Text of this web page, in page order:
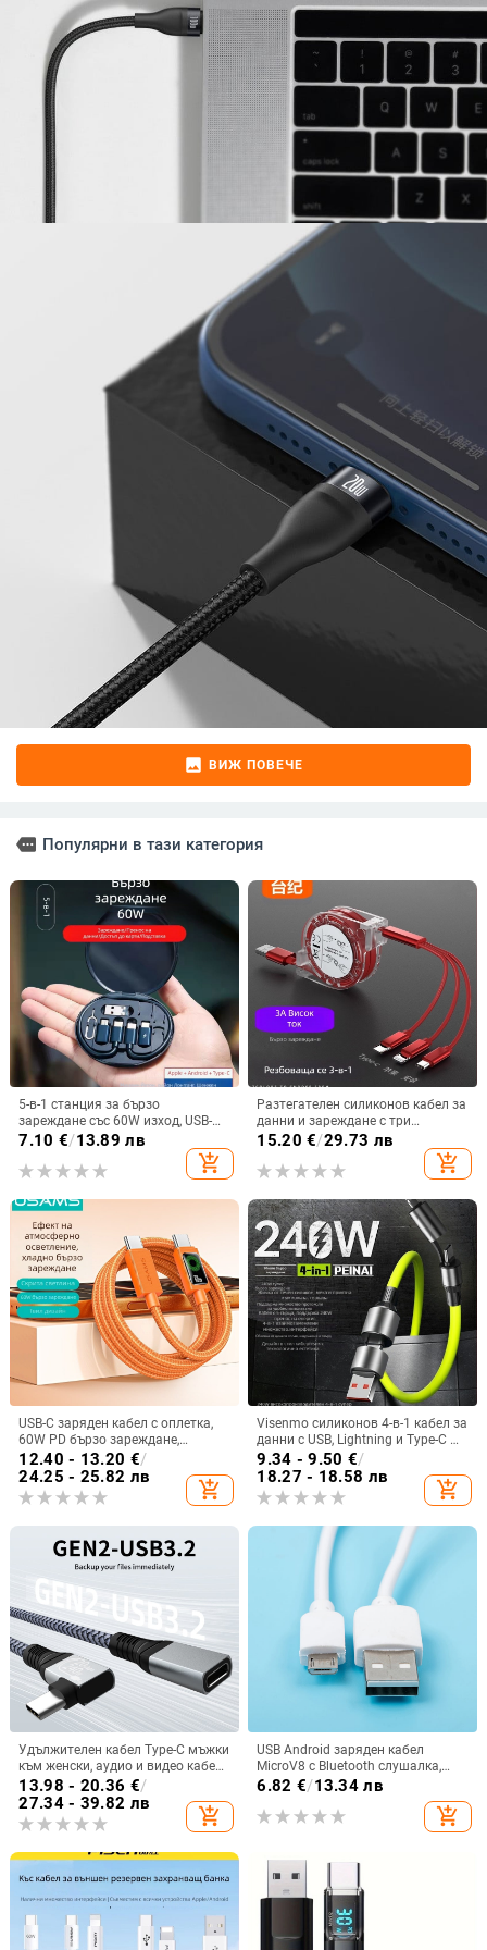
image ВИЖ ПОВЕЧЕ
more Популярни в тази категория
5-в-1 станция за бързо
зареждане със 60W изход, USB-
C/Lightning/Micro USB
7.10 €/13.89 лв
add_shopping_cart
Разтегателен силиконов кабел за
данни и зареждане с три
конектора (Mini USB, Lightning и
Type-C) – едно към три изхода,
бързо зареждане.
15.20 €/29.73 лв
add_shopping_cart
USB-C заряден кабел с оплетка,
60W PD бързо зареждане,
дължина 1–2 м
12.40 - 13.20 €/
24.25 - 25.82 лв
add_shopping_cart
Visenmo силиконов 4-в-1 кабел за
данни с USB, Lightning и Type-C —
240W бързо зареждане
9.34 - 9.50 €/
18.27 - 18.58 лв
add_shopping_cart
Удължителен кабел Type-C мъжки
към женски, аудио и видео кабел
за данни, 4K проекционен кабел
за екран, адаптер C-към-C женски,
бързо зареждане 20Gbps
13.98 - 20.36 €/
27.34 - 39.82 лв
add_shopping_cart
USB Android заряден кабел
MicroV8 с Bluetooth слушалка,
малък вентилатор и аварийна
светлина – кабел за данни за
бързо зареждане
6.82 €/13.34 лв
add_shopping_cart